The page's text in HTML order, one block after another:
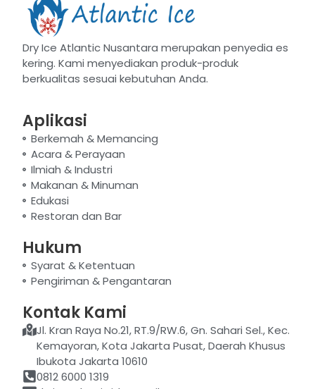
Dry Ice Atlantic Nusantara merupakan penyedia es
kering. Kami menyediakan produk-produk
berkualitas sesuai kebutuhan Anda.
Aplikasi
Berkemah & Memancing
Acara & Perayaan
Ilmiah & Industri
Makanan & Minuman
Edukasi
Restoran dan Bar
Hukum
Syarat & Ketentuan
Pengiriman & Pengantaran
Kontak Kami
Jl. Kran Raya No.21, RT.9/RW.6, Gn. Sahari Sel., Kec.
Kemayoran, Kota Jakarta Pusat, Daerah Khusus
Ibukota Jakarta 10610
0812 6000 1319